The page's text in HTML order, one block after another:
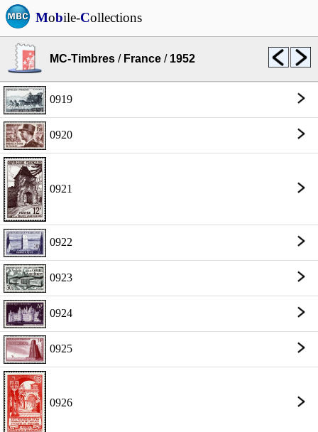
Mobile-Collections
MC-Timbres / France / 1952
0919
0920
0921
0922
0923
0924
0925
0926